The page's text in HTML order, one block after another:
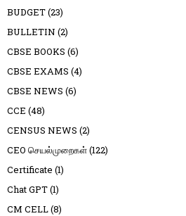
BUDGET(23)
BULLETIN (2)
CBSE BOOKS (6)
CBSE EXAMS (4)
CBSE NEWS (6)
CCE (48)
CENSUS NEWS (2)
CEO செயல்முறைகள்(122)
Certificate (1)
Chat GPT(1)
CM CELL(8)